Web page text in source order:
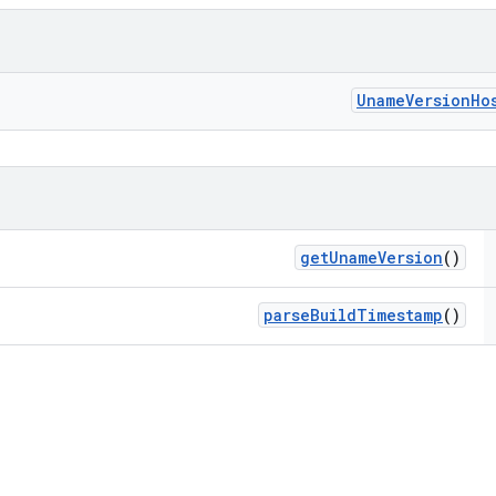
UnameVersion
getUnameVersion()
parseBuildTimestamp()